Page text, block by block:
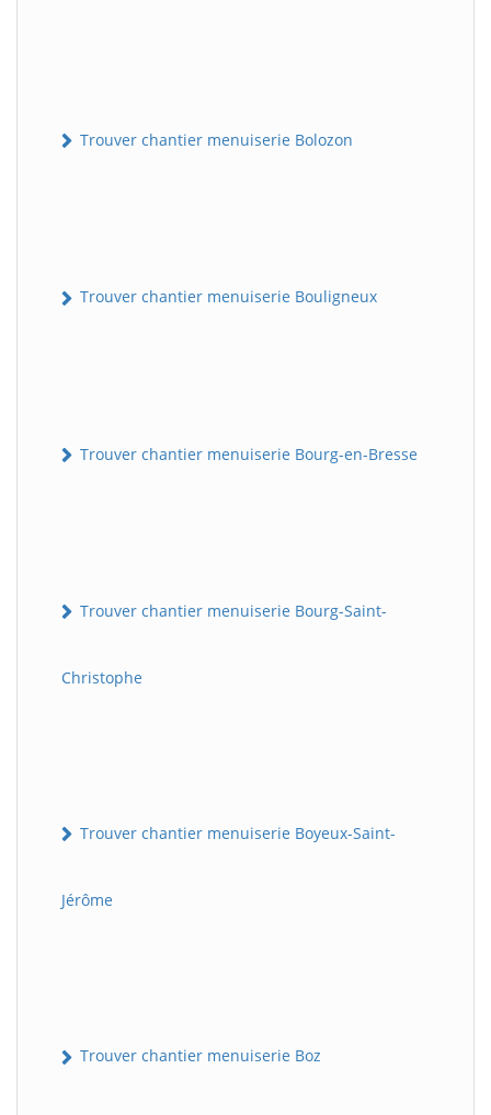
Trouver chantier menuiserie Bolozon
Trouver chantier menuiserie Bouligneux
Trouver chantier menuiserie Bourg-en-Bresse
Trouver chantier menuiserie Bourg-Saint-
Christophe
Trouver chantier menuiserie Boyeux-Saint-
Jérôme
Trouver chantier menuiserie Boz